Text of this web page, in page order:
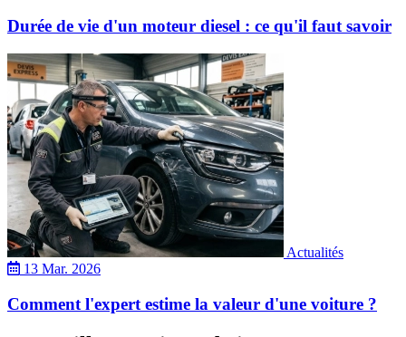
Durée de vie d'un moteur diesel : ce qu'il faut savoir
Actualités
13 Mar. 2026
Comment l'expert estime la valeur d'une voiture ?